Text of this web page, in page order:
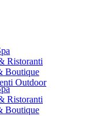
Ristoranti
Boutique
Ristoranti
Boutique
Outdoor